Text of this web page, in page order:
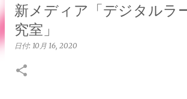
新メディア「デジタルラ
究室」
日付: 10月 16, 2020